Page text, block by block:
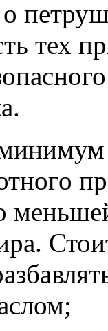
тех